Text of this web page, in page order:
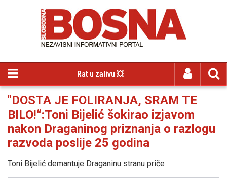
Rat u zalivu 💥
"DOSTA JE FOLIRANJA, SRAM TE
BILO!“:Toni Bijelić šokirao izjavom
nakon Draganinog priznanja o razlogu
razvoda poslije 25 godina
Toni Bijelić demantuje Draganinu stranu priče